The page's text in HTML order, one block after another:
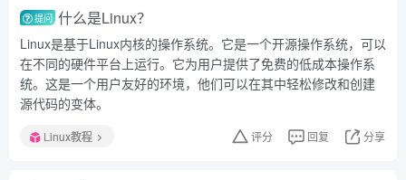
提问 什么是Linux？
Linux是基于Linux内核的操作系统。它是一个开源操作系统，可以
在不同的硬件平台上运行。它为用户提供了免费的低成本操作系
统。这是一个用户友好的环境，他们可以在其中轻松修改和创建
源代码的变体。
Linux教程 评分 回复 分享